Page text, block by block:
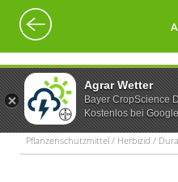
Agrar Wetter
Bayer CropScience
Kostenlos bei
Pflanzenschutzmittel / Herbizid /